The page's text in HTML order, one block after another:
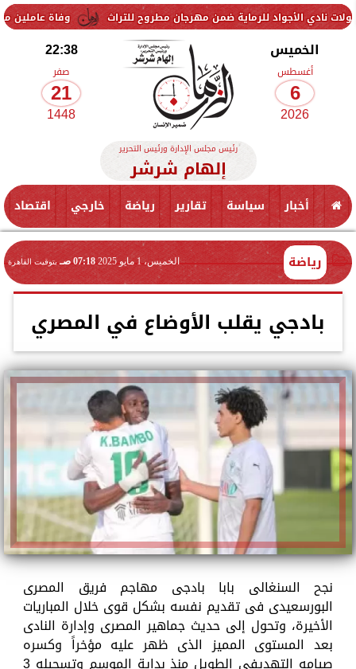
وفاة عاملين متأثرين للرماية ضمن مهرجان مطروح للتراث
الخميس
أغسطس
6
2026
22:38
صفر
21
1448
رئيس مجلس الإدارة ورئيس التحرير
إلهام شرشر
أخبار سياسة تقارير رياضة خارجي اقتصاد
رياضة الخميس، 1 مايو 2025 07:18 صـ بتوقيت القاهرة
بادجي يقلب الأوضاع في المصري
نجح السنغالى بابا بادجى مهاجم فريق المصرى
البورسعيدى فى تقديم نفسه بشكل قوى خلال المباريات
الأخيرة، وتحول إلى حديث جماهير المصرى وإدارة النادى
بعد المستوى المميز الذى ظهر عليه مؤخراً وكسره
صيامه التهديفى الطويل منذ بداية الموسم وتسجيله 3